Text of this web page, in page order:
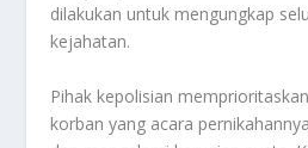
dilakukan untuk mengungkap
kejahatan.
Pihak kepolisian
korban yang acara